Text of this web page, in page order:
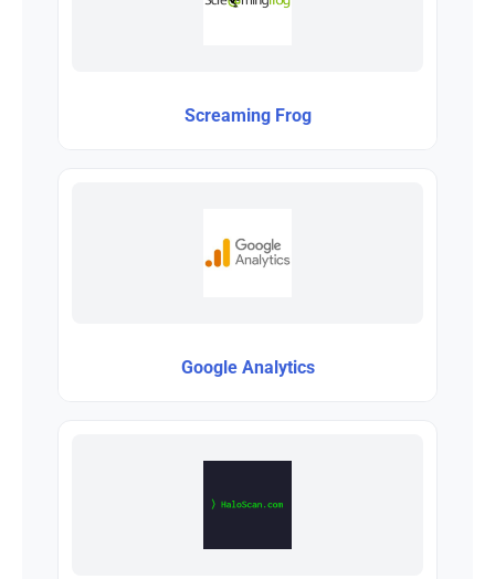
Screaming Frog
Google Analytics